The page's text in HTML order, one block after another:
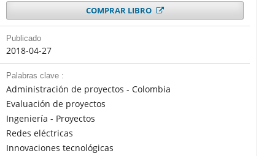
COMPRAR LIBRO
Publicado
2018-04-27
Palabras clave :
Administración de proyectos - Colombia
Evaluación de proyectos
Ingeniería - Proyectos
Redes eléctricas
Innovaciones tecnológicas